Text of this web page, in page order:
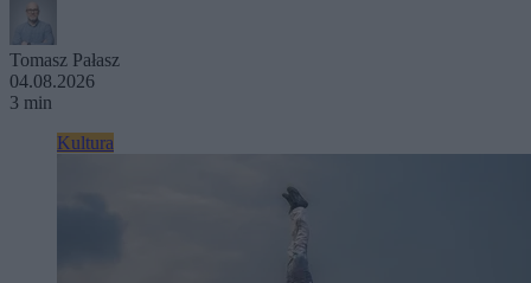
Tomasz Pałasz
04.08.2026
3 min
Kultura